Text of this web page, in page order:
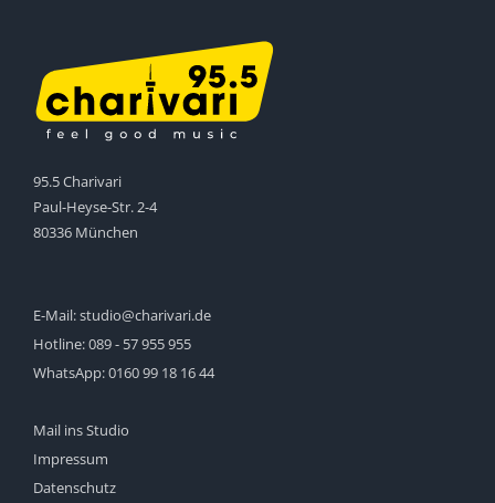
95.5 Charivari
Paul-Heyse-Str. 2-4
80336 München
E-Mail:studio@charivari.de
Hotline:089 - 57 955 955
WhatsApp:0160 99 18 16 44
Mail ins Studio
Impressum
Datenschutz